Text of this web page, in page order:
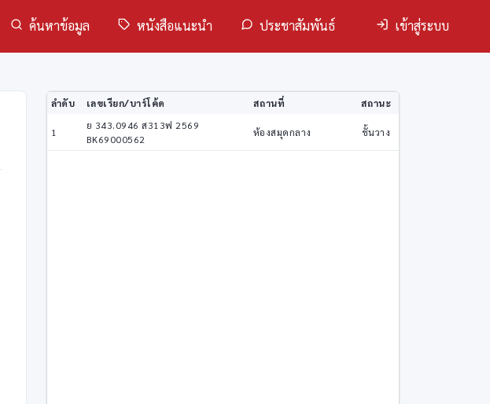
ค้นหาข้อมูล หนังสือแนะนำ ประชาสัมพันธ์ เข้าสู่ระบบ
ลำดับ เลขเรียก/บาร์โค้ด สถานที่ สถานะ
1
ย 343.0946 ส313ฟ 2569
BK69000562
ห้องสมุดกลาง ชั้นวาง